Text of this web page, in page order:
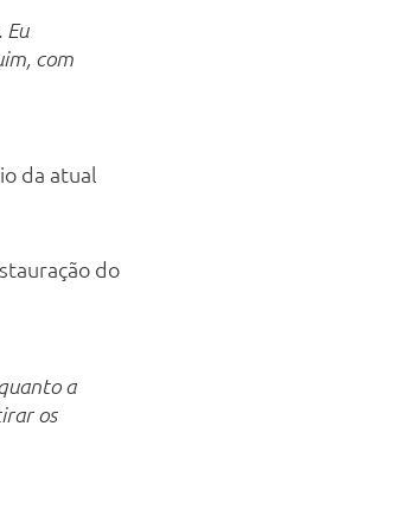
Eu
com
da atual
do
a
os